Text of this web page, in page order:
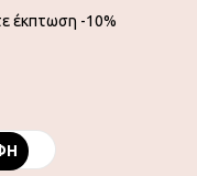
έκπτωση -10%